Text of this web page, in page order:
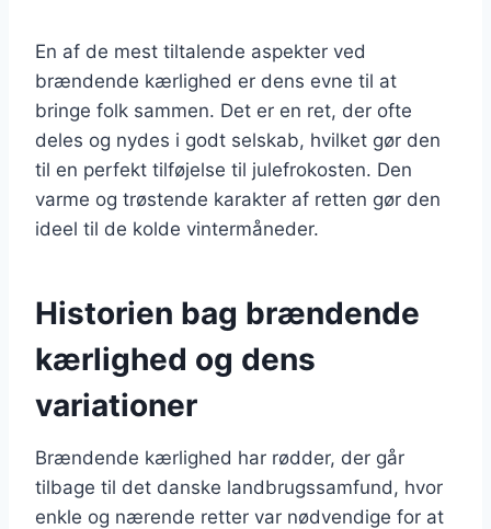
En af de mest tiltalende aspekter ved
brændende kærlighed er dens evne til at
bringe folk sammen. Det er en ret, der ofte
deles og nydes i godt selskab, hvilket gør den
til en perfekt tilføjelse til julefrokosten. Den
varme og trøstende karakter af retten gør den
ideel til de kolde vintermåneder.
Historien bag brændende
kærlighed og dens
variationer
Brændende kærlighed har rødder, der går
tilbage til det danske landbrugssamfund, hvor
enkle og nærende retter var nødvendige for at